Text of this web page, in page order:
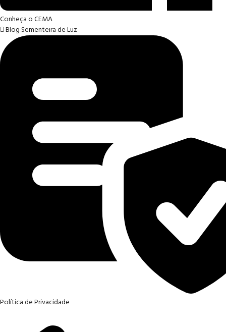
Conheça o CEMA
Blog Sementeira de Luz
Política de Privacidade